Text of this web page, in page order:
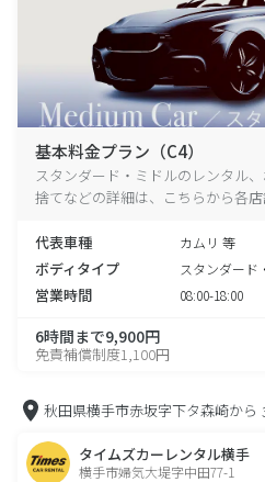
基本料金プラン（C4）
スタンダード・ミドルのレンタル
捨てなどの詳細は、こちらから各店
代表車種 カムリ 等
ボディタイプ スタンダード
営業時間 08:00-18:00
6時間まで9,900円
免責補償制度1,100円
秋田県横手市赤坂字下タ森崎から
タイムズカーレンタル横手
横手市婦気大堤字中田77-1